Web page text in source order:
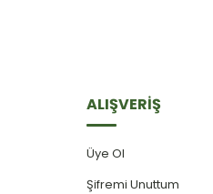
ALIŞVERİŞ
Üye Ol
Şifremi Unuttum